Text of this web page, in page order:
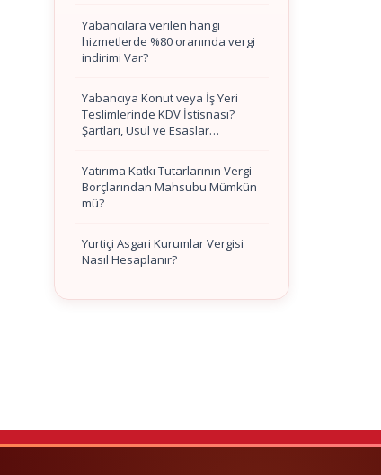
Yabancılara verilen hangi
hizmetlerde %80 oranında vergi
indirimi Var?
Yabancıya Konut veya İş Yeri
Teslimlerinde KDV İstisnası?
Şartları, Usul ve Esaslar…
Yatırıma Katkı Tutarlarının Vergi
Borçlarından Mahsubu Mümkün
mü?
Yurtiçi Asgari Kurumlar Vergisi
Nasıl Hesaplanır?